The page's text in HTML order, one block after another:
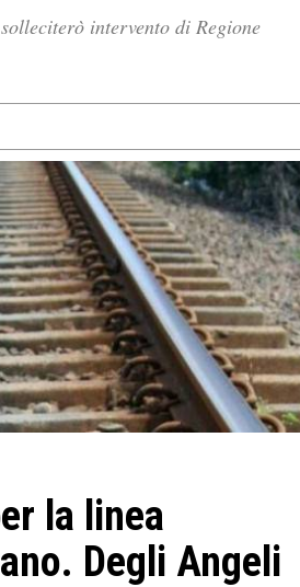
intervento di Regione
la linea
Degli Angeli